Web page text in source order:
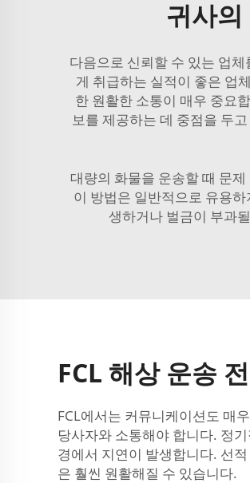
귀사
다음으로 신뢰할 수 있는 업
게 취급하는 실적이 좋은 업
한 원활한 소통이 매우 중요
보를 제공하는 데 중점을 두
대량의 화물을 운송할 때 문
이 방법은 일반적으로 유용
생하거나 벌금이 부과
FCL 해상 운송
FCL에서는 커뮤니케이션도 매
당사자와 소통해야 합니다. 정
경에서 지연이 발생합니다. 선
은 훨씬 원활해질 수 있습니다.